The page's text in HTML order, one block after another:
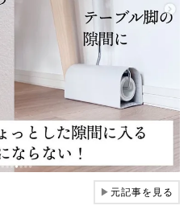
▶元記事を見る